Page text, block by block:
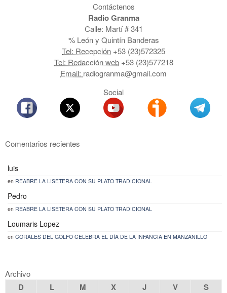
Contáctenos
Radio Granma
Calle: Martí # 341
% León y Quintín Banderas
Tel: Recepción +53 (23)572325
Tel: Redacción web+53 (23)577218
Email: radiogranma@gmail.com
Social
Comentarios recientes
luis
en REABRE LA LISETERA CON SU PLATO TRADICIONAL
Pedro
en REABRE LA LISETERA CON SU PLATO TRADICIONAL
Loumaris Lopez
en CORALES DEL GOLFO CELEBRA EL DÍA DE LA INFANCIA EN MANZANILLO
Archivo
D L M X J V
S